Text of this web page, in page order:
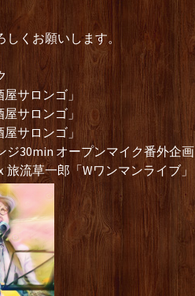
くお願いします。
サロンゴ」
屋サロンゴ」
サロンゴ」
ジ30min オープンマイク番外企画
流草一郎「Wワンマンライブ」